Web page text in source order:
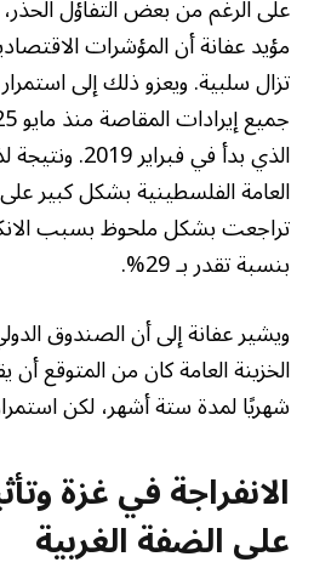
على الرغم من بعض التفاؤل
تزال سلبية. ويعزو ذلك إلى
الذي بدأ في
العامة الفلسطينية بشكل كبير على
تراجعت بشكل ملحوظ بسبب
بنسبة تقدر بـ 29%.
ويشير عفانة إلى أن الصندوق
شهريًا لمدة ستة أشهر، لكن
الانفراجة في غزة
على الضفة الغربية